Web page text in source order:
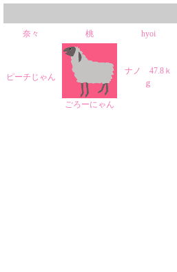
奈々 桃 hyoi
ピーチじゃん
ごろーにゃん
ナノ 47.8ｋ
ｇ